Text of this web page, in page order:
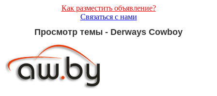
Как разместить объявление?
Связаться с нами
Просмотр темы - Derways Cowboy